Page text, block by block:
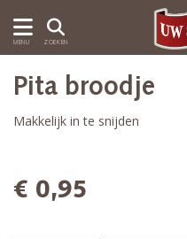
MENU ZOEKEN
Pita broodje
Makkelijk in te snijden
€ 0,95